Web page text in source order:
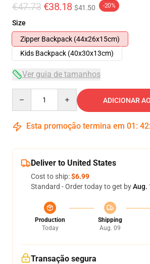
€47.73 €38.18 $41.50 -20%
Size
Zipper Backpack (44x26x15cm)
Kids Backpack (40x30x13cm)
Ver guia de tamanhos
ADICIONAR
Esta promoção termina em 01 : 42:
Deliver to United States
Cost to ship:$6.99
Standard - Order today to get byAug.
Production
Today
Shipping
Aug. 09
Transação segura